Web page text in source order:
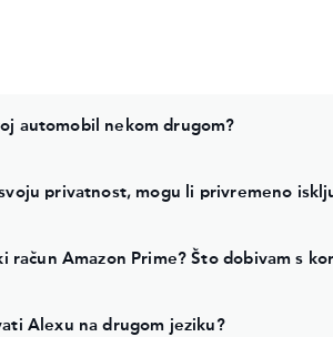
automobil nekom drugom?
privatnost, mogu li privremeno
račun Amazon Prime? Što dobivam s
Alexu na drugom jeziku?